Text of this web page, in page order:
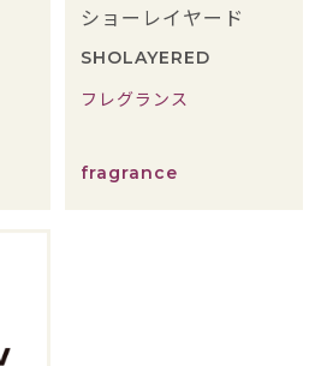
ショーレイヤード
SHOLAYERED
フレグランス
fragrance